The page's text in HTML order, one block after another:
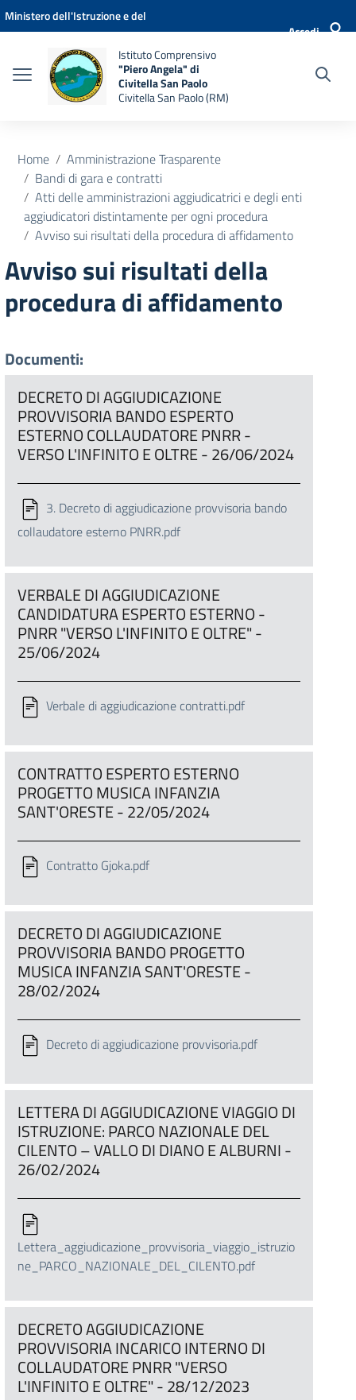
Vai ai contenuti
Vai al menu di navigazione
Vai al footer
Ministero dell'Istruzione e del
Accedi
Istituto Comprensivo
"Piero Angela" di
Civitella San Paolo
Civitella San Paolo (RM)
Home
Amministrazione Trasparente
Bandi di gara e contratti
Atti delle amministrazioni aggiudicatrici e degli enti
aggiudicatori distintamente per ogni procedura
Avviso sui risultati della procedura di affidamento
Avviso sui risultati della
procedura di affidamento
Documenti:
DECRETO DI AGGIUDICAZIONE
PROVVISORIA BANDO ESPERTO
ESTERNO COLLAUDATORE PNRR -
VERSO L'INFINITO E OLTRE - 26/06/2024
3. Decreto di aggiudicazione provvisoria bando
collaudatore esterno PNRR.pdf
VERBALE DI AGGIUDICAZIONE
CANDIDATURA ESPERTO ESTERNO -
PNRR "VERSO L'INFINITO E OLTRE" -
25/06/2024
Verbale di aggiudicazione contratti.pdf
CONTRATTO ESPERTO ESTERNO
PROGETTO MUSICA INFANZIA
SANT'ORESTE - 22/05/2024
Contratto Gjoka.pdf
DECRETO DI AGGIUDICAZIONE
PROVVISORIA BANDO PROGETTO
MUSICA INFANZIA SANT'ORESTE -
28/02/2024
Decreto di aggiudicazione provvisoria.pdf
LETTERA DI AGGIUDICAZIONE VIAGGIO DI
ISTRUZIONE: PARCO NAZIONALE DEL
CILENTO – VALLO DI DIANO E ALBURNI -
26/02/2024
Lettera_aggiudicazione_provvisoria_viaggio_istruzio
ne_PARCO_NAZIONALE_DEL_CILENTO.pdf
DECRETO AGGIUDICAZIONE
PROVVISORIA INCARICO INTERNO DI
COLLAUDATORE PNRR "VERSO
L'INFINITO E OLTRE" - 28/12/2023